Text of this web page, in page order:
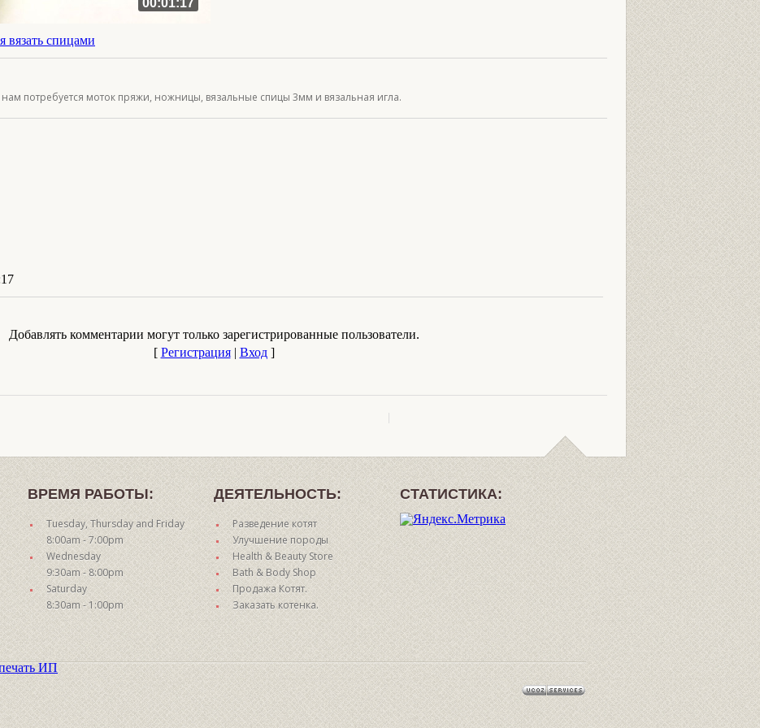
00:01:17
вязать спицами
потребуется моток пряжи, ножницы, вязальные спицы 3мм и вязальная игла.
Добавлять комментарии могут только зарегистрированные пользователи.
[ Регистрация| Вход]
ВРЕМЯ РАБОТЫ:
Tuesday, Thursday and Friday
8:00am - 7:00pm
Wednesday
9:30am - 8:00pm
Saturday
8:30am - 1:00pm
ДЕЯТЕЛЬНОСТЬ:
Разведение котят
Улучшение породы
Health & Beauty Store
Bath & Body Shop
Продажа Котят.
Заказать котенка.
СТАТИСТИКА:
ИП